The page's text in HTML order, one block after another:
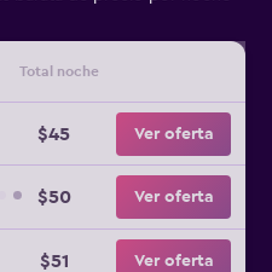
Total noche
$45 Ver oferta
$50 Ver oferta
$51 Ver oferta